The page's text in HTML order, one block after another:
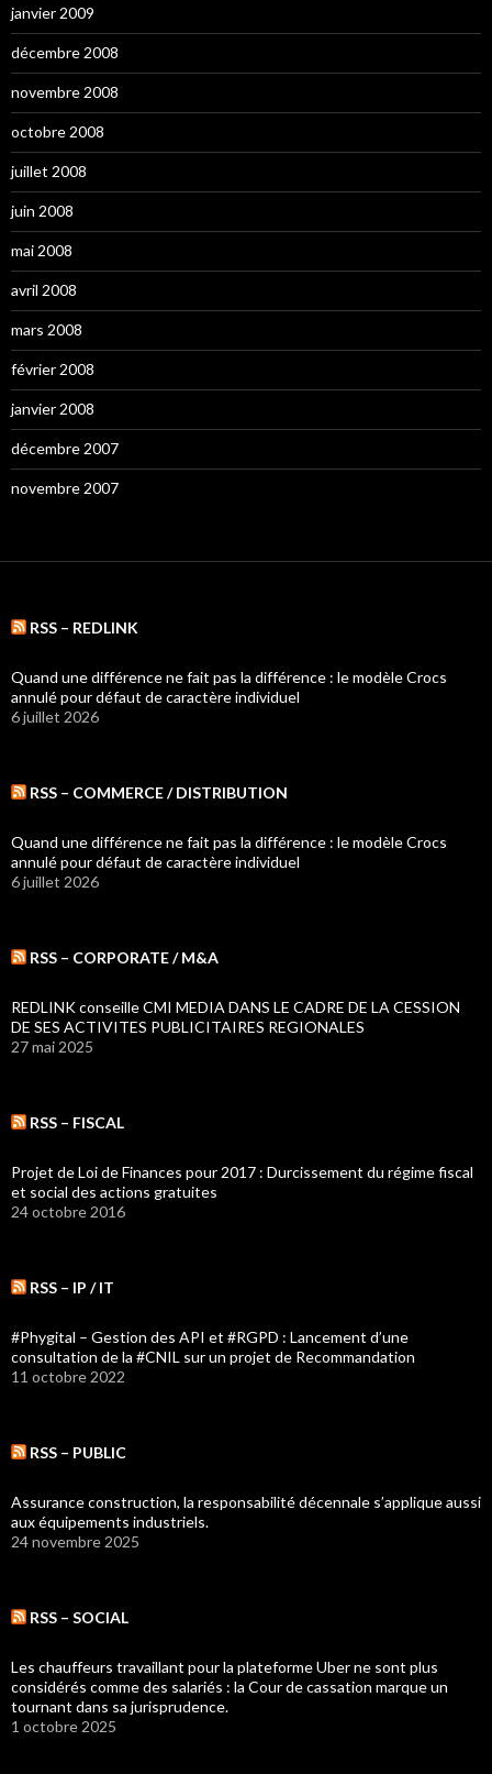
janvier 2009
décembre 2008
novembre 2008
octobre 2008
juillet 2008
juin 2008
mai 2008
avril 2008
mars 2008
février 2008
janvier 2008
décembre 2007
novembre 2007
RSS – REDLINK
Quand une différence ne fait pas la différence : le modèle Crocs
annulé pour défaut de caractère individuel
6 juillet 2026
RSS – COMMERCE / DISTRIBUTION
Quand une différence ne fait pas la différence : le modèle Crocs
annulé pour défaut de caractère individuel
6 juillet 2026
RSS – CORPORATE / M&A
REDLINK conseille CMI MEDIA DANS LE CADRE DE LA CESSION
DE SES ACTIVITES PUBLICITAIRES REGIONALES
27 mai 2025
RSS – FISCAL
Projet de Loi de Finances pour 2017 : Durcissement du régime fiscal
et social des actions gratuites
24 octobre 2016
RSS – IP / IT
#Phygital – Gestion des API et #RGPD : Lancement d’une
consultation de la #CNIL sur un projet de Recommandation
11 octobre 2022
RSS – PUBLIC
Assurance construction, la responsabilité décennale s’applique aussi
aux équipements industriels.
24 novembre 2025
RSS – SOCIAL
Les chauffeurs travaillant pour la plateforme Uber ne sont plus
considérés comme des salariés : la Cour de cassation marque un
tournant dans sa jurisprudence.
1 octobre 2025